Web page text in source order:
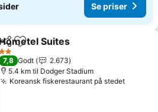
Se priser
Del Føj til favoritter
Hometel Suites
2 Stjerner
7,8 Godt
2.673
5.4 km til Dodger Stadium
Koreansk fiskerestaurant på stedetSe